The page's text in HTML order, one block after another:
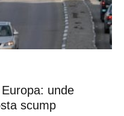
unde
scump